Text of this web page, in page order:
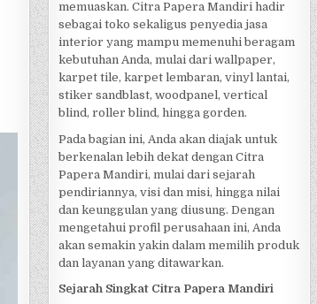
memuaskan. Citra Papera Mandiri hadir
sebagai toko sekaligus penyedia jasa
interior yang mampu memenuhi beragam
kebutuhan Anda, mulai dari wallpaper,
karpet tile, karpet lembaran, vinyl lantai,
stiker sandblast, woodpanel, vertical
blind, roller blind, hingga gorden.
Pada bagian ini, Anda akan diajak untuk
berkenalan lebih dekat dengan Citra
Papera Mandiri, mulai dari sejarah
pendiriannya, visi dan misi, hingga nilai
dan keunggulan yang diusung. Dengan
mengetahui profil perusahaan ini, Anda
akan semakin yakin dalam memilih produk
dan layanan yang ditawarkan.
Sejarah Singkat Citra Papera Mandiri